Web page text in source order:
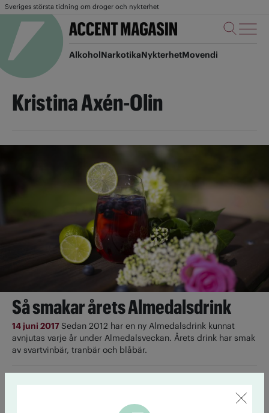
Sveriges största tidning om droger och nykterhet
AlkoholNarkotikaNykterhetMovendi
Kristina Axén-Olin
Så smakar årets Almedalsdrink
14 juni 2017 Sedan 2012 har en ny Almedalsdrink kunnat
avnjutas varje år under Almedalsveckan. Årets drink har smak
av svartvinbär, tranbär och blåbär.
Politiska konkurrenter